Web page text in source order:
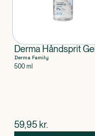
Derma Håndsprit Gel
Derma Family
500 ml
$nuværende pris
59,95 kr.